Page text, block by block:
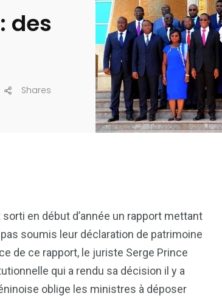
des
Shares
en début d’année un rapport mettant
soumis leur déclaration de patrimoine
de ce rapport, le juriste Serge Prince
qui a rendu sa décision il y a
oblige les ministres à déposer